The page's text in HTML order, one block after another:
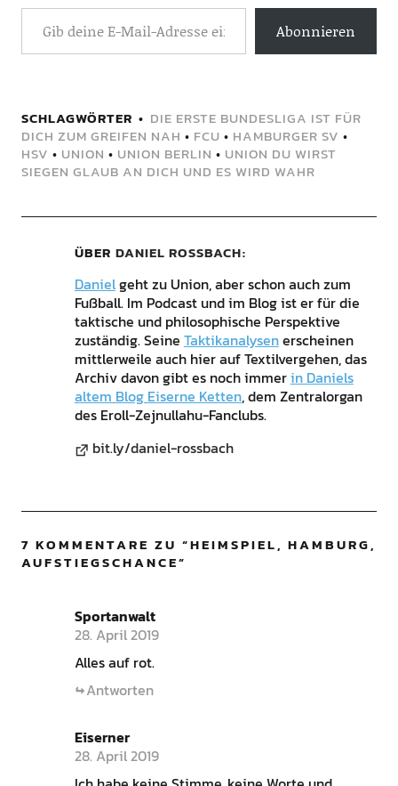
Abonnieren
SCHLAGWÖRTER
DIE ERSTE BUNDESLIGA IST FÜR
DICH ZUM GREIFEN NAH • FCU • HAMBURGER SV •
HSV • UNION • UNION BERLIN • UNION DU WIRST
SIEGEN GLAUB AN DICH UND ES WIRD WAHR
ÜBER DANIEL ROSSBACH
Danielgeht zu Union, aber schon auch zum
Fußball. Im Podcast und im Blog ist er für die
taktische und philosophische Perspektive
zuständig. Seine Taktikanalysenerscheinen
mittlerweile auch hier auf Textilvergehen, das
Archiv davon gibt es noch immerin Daniels
altem Blog Eiserne Ketten, dem Zentralorgan
des Eroll-Zejnullahu-Fanclubs.
bit.ly/daniel-rossbach
7 KOMMENTARE ZU “HEIMSPIEL, HAMBURG,
AUFSTIEGSCHANCE”
Sportanwalt
28. April 2019
Alles auf rot.
Antworten
Eiserner
28. April 2019